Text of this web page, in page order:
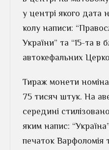
у центрі якого дата
колу написи:
України” та “15-та в
автокефальних
Тираж монети
75 тисяч штук. На
середині
яким напис:
печаток Варфоломія